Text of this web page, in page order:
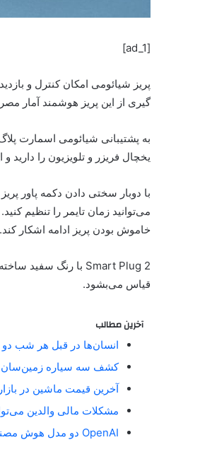
[ad_1]
پریز شیائومی امکان کنترل و
گیری از این پریز هوشمند آمار
یخچال فریزر و تلویزیون را
با دوبار سختی دادن دکمه پاور
می‌توانید زمان تایمر را تنظیم
خاموش بودن پریز ادامه اشکار کند.
قیاس می‌بشود.
آخرین مطالب
انسان‌ها در قبل هر شب دو
کشف سه سیاره زمین‌سان
آخرین قیمت ماشین در بازار آزاد جمعه ۹
مشکلات مالی والدین
OpenAI دو مدل هوش مصنوعی تازه برای ترقی ایمنی آنلاین معارفه کرد_مستطیل زرد